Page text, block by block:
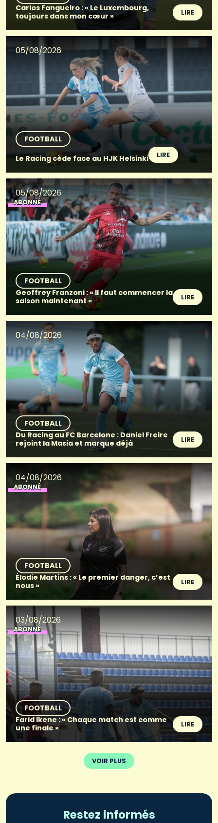
Carlos Fangueiro : « Le Luxembourg,
toujours dans mon cœur »
LIRE
05/08/2026
FOOTBALL
Le Racing cède face au HJK Helsinki
LIRE
05/08/2026
ABONNÉ
FOOTBALL
Geoffrey Franzoni : « Il faut commencer la
saison maintenant »
LIRE
04/08/2026
FOOTBALL
Du Racing au FC Barcelone : Daniel Freire
rejoint la Masia et marque déjà
LIRE
04/08/2026
ABONNÉ
FOOTBALL
Élodie Martins : « Le premier danger, c’est
nous »
LIRE
03/08/2026
ABONNÉ
FOOTBALL
Farid Ikene : « Chaque match est comme
une finale »
LIRE
VOIR PLUS
Restez informés